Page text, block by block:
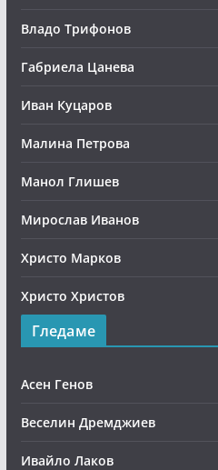
Владо Трифонов
Габриела Цанева
Иван Куцаров
Малина Петрова
Манол Глишев
Мирослав Иванов
Христо Марков
Христо Христов
Гледаме
Асен Генов
Веселин Дремджиев
Ивайло Лаков